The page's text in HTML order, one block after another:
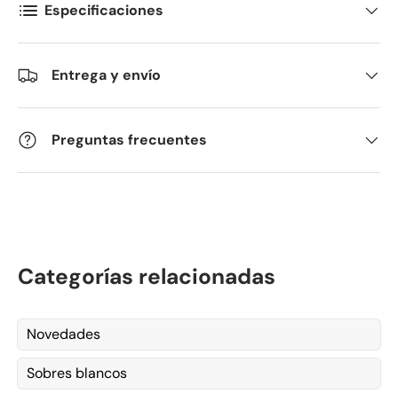
Kommentarer
Especificaciones
Entrega y envío
Preguntas frecuentes
Categorías relacionadas
Novedades
Sobres blancos